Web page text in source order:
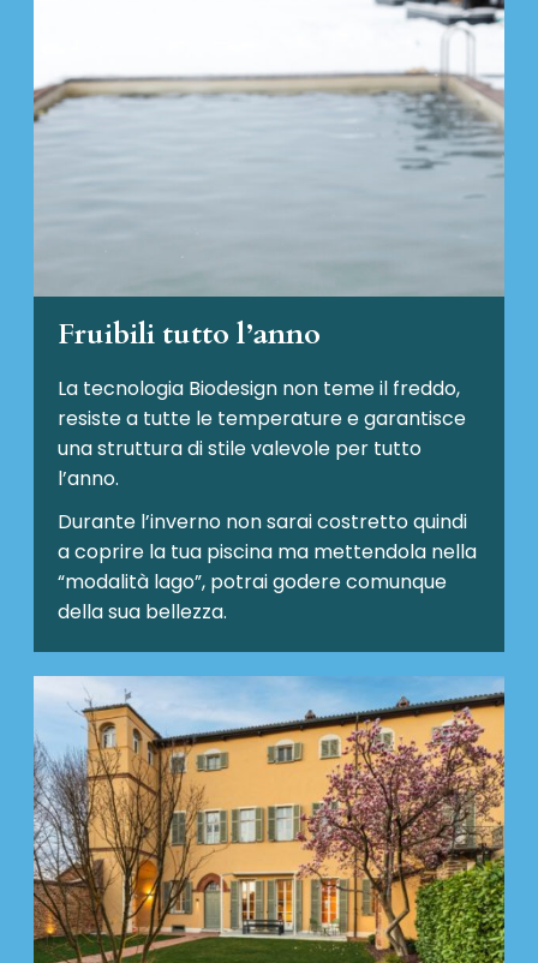
Fruibili tutto l’anno
La tecnologia Biodesign non teme il freddo,
resiste a tutte le temperature e garantisce
una struttura di stile valevole per tutto
l’anno.
Durante l’inverno non sarai costretto quindi
a coprire la tua piscina ma mettendola nella
“modalità lago”, potrai godere comunque
della sua bellezza.